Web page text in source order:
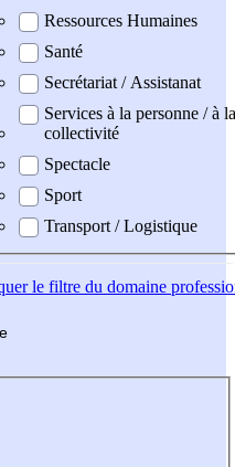
Ressources Humaines
Santé
Secrétariat / Assistanat
Services à la personne / à la
collectivité
Spectacle
Sport
Transport / Logistique
le filtre du domaine